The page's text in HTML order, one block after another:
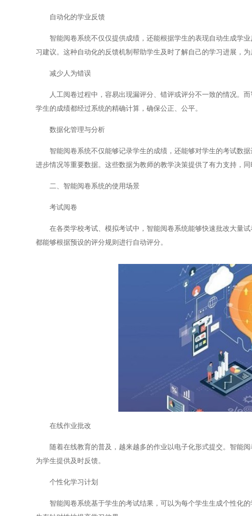
自动化的学业反馈
智能阅卷系统不仅仅提供成绩，还能根据学生的表现自动生成学业
习建议。这种自动化的反馈机制帮助学生及时了解自己的学习进展，为
减少人为错误
人工阅卷过程中，容易出现漏评分、错评或评分不一致的情况。而
学生的成绩都经过系统的精确计算，确保公正、公平。
数据化管理与分析
智能阅卷系统不仅能够记录学生的成绩，还能够对学生的考试数据
进步情况等重要数据。这些数据为教师的教学决策提供了有力支持，
二、智能阅卷系统的使用场景
考试阅卷
在各类学校考试、模拟考试中，智能阅卷系统能够快速批改大量试
都能够根据预设的评分规则进行自动评分。
在线作业批改
随着在线教育的普及，越来越多的作业以电子化形式提交。智能阅
为学生提供及时反馈。
个性化学习计划
智能阅卷系统基于学生的考试结果，可以为每个学生生成个性化的